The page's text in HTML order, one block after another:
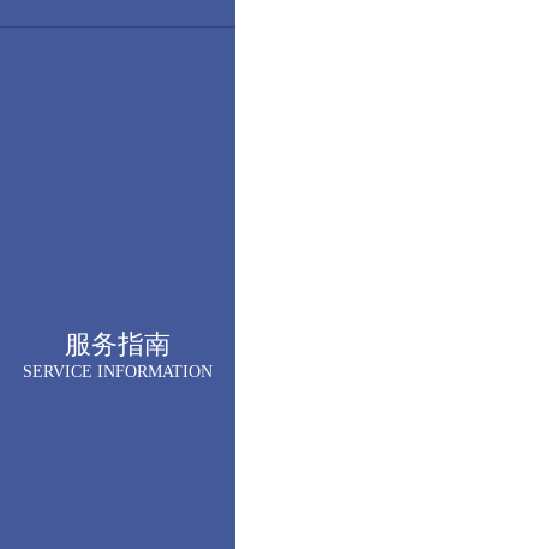
服务指南
SERVICE INFORMATION